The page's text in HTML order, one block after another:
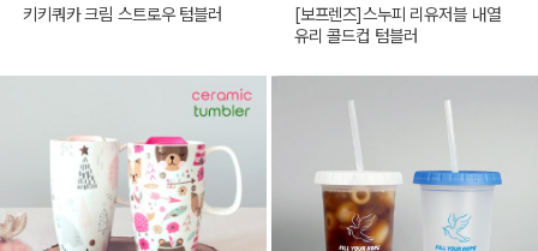
키키쿼카 크림 스트로우 텀블러
[보프렌즈]스누피 리유저블 내열
유리 콜드컵 텀블러